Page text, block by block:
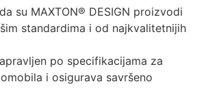
su MAXTON® DESIGN proizvodi
standardima i od najkvalitetnijih
po specifikacijama za
i osigurava savršeno